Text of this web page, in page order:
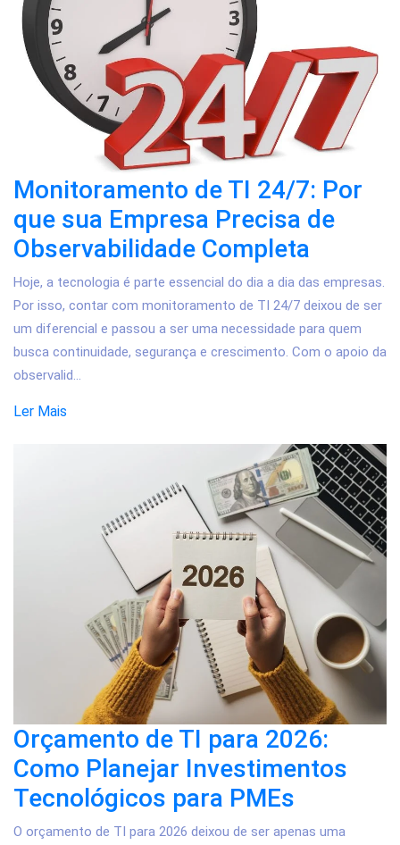
Monitoramento de TI 24/7: Por
que sua Empresa Precisa de
Observabilidade Completa
Hoje, a tecnologia é parte essencial do dia a dia das empresas.
Por isso, contar com monitoramento de TI 24/7 deixou de ser
um diferencial e passou a ser uma necessidade para quem
busca continuidade, segurança e crescimento. Com o apoio da
observalid...
Ler Mais
Orçamento de TI para 2026:
Como Planejar Investimentos
Tecnológicos para PMEs
O orçamento de TI para 2026 deixou de ser apenas uma